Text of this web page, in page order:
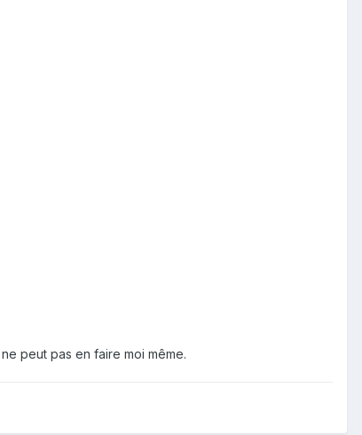
peut pas en faire moi même.